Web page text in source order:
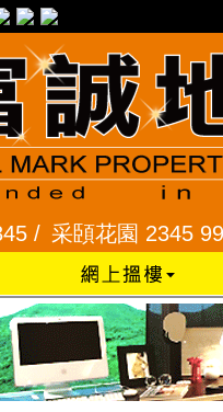
采頣花園 2345 9927 /